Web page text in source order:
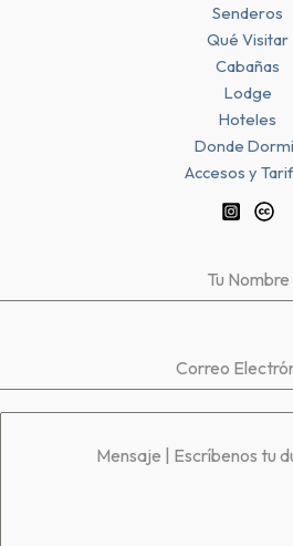
Senderos
Qué Visitar
Cabañas
Lodge
Hoteles
Donde
Accesos y
Tu Nombre
Correo
Mensaje | Escríbenos tu